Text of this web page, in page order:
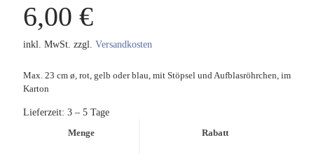
6,00 €
inkl. MwSt. zzgl. Versandkosten
Max. 23 cm ø, rot, gelb oder blau, mit Stöpsel und Aufblasröhrchen, im
Karton
Lieferzeit: 3 – 5 Tage
Menge
Rabatt